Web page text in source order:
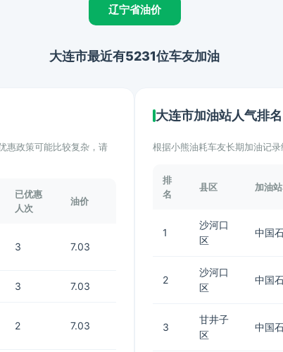
辽宁省油价
大连市最近有5231位车友加油
惠政策可能比较复杂，请
已优惠
人次
油价
3 7.03
3 7.03
2 7.03
大连市加油站人气排名
根据小熊油耗车友长期加油记录
排
名
县区 加油
1
沙河口
区
中国
2
沙河口
区
中国
3
甘井子
区
中国